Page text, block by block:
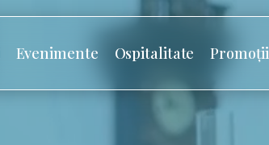
Evenimente Ospitalitate Promoții